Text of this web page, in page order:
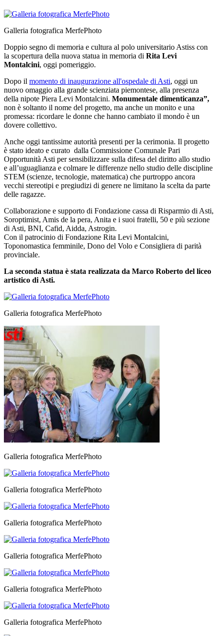
Galleria fotografica MerfePhoto
Doppio segno di memoria e cultura al polo universitario Astiss con
la scopertura della nuova statua in memoria di Rita Levi
Montalcini, oggi pomeriggio.
Dopo il momento di inaugurazione all'ospedale di Asti, oggi un
nuovo omaggio alla grande scienziata piemontese, alla presenza
della nipote Piera Levi Montalcini. Monumentale dimenticanza”,
non è soltanto il nome del progetto, ma anche un monito e una
promessa: ricordare le donne che hanno cambiato il mondo è un
dovere collettivo.
Anche oggi tantissime autorità presenti per la cerimonia. Il progetto
è stato ideato e curato dalla Commissione Comunale Pari
Opportunità Asti per sensibilizzare sulla difesa del diritto allo studio
e all’uguaglianza e colmare le differenze nello studio delle discipline
STEM (scienze, tecnologie, matematica) che purtroppo ancora
vecchi stereotipi e pregiudizi di genere ne limitano la scelta da parte
delle ragazze.
Collaborazione e supporto di Fondazione cassa di Risparmio di Asti,
Soroptimist, Amis de la pera, Anita e i suoi fratelli, 50 e più sezione
di Asti, BNI, Cafid, Aidda, Astrogin.
Con il patrocinio di Fondazione Rita Levi Montalcini,
Toponomastica femminile, Dono del Volo e Consigliera di parità
provinciale.
La seconda statua è stata realizzata da Marco Roberto del liceo
artistico di Asti.
Galleria fotografica MerfePhoto
Galleria fotografica MerfePhoto
Galleria fotografica MerfePhoto
Galleria fotografica MerfePhoto
Galleria fotografica MerfePhoto
Galleria fotografica MerfePhoto
Galleria fotografica MerfePhoto